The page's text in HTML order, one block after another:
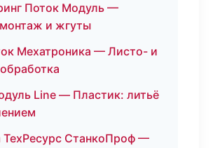
Поток Модуль —
и жгуты
Мехатроника — Листо- и
Line — Пластик: литьё
ТехРесурс СтанкоПроф —